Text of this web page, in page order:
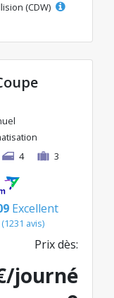
(CDW)
4 3
Excellent
(1231 avis)
Prix dès:
journé